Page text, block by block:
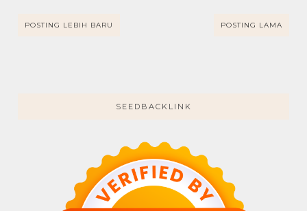
POSTING LEBIH BARU POSTING LAMA
SEEDBACKLINK